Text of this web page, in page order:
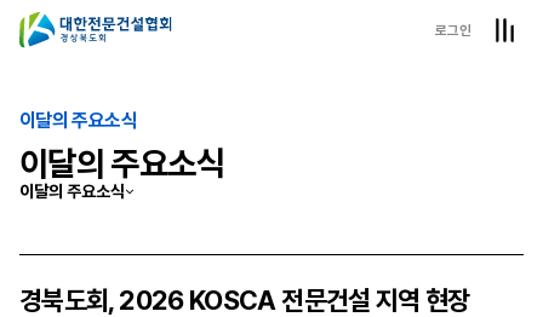
로그인
이달의 주요소식
이달의 주요소식
이달의 주요소식
경북도회, 2026 KOSCA 전문건설 지역 현장